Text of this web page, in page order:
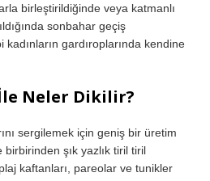
birleştirildiğinde veya katmanlı
sonbahar geçiş
gardıroplarında kendine
Neler Dikilir?
sergilemek için geniş bir üretim
şık yazlık tiril tiril
kaftanları, pareolar ve tunikler